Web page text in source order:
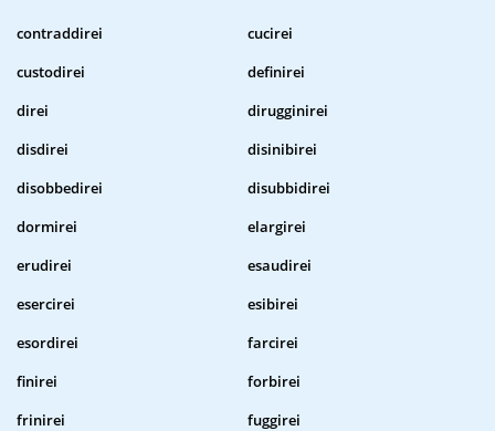
contraddirei
cucirei
custodirei
definirei
direi
dirugginirei
disdirei
disinibirei
disobbedirei
disubbidirei
dormirei
elargirei
erudirei
esaudirei
esercirei
esibirei
esordirei
farcirei
finirei
forbirei
frinirei
fuggirei